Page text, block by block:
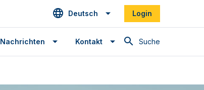
Deutsch Login
Suche
Nachrichten Kontakt